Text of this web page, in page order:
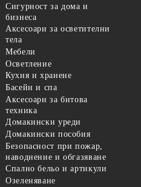
Сигурност за дома и
бизнеса
Аксесоари за осветителни
тела
Мебели
Осветление
Кухня и хранене
Басейн и спа
Аксесоари за битова
техника
Домакински уреди
Домакински пособия
Безопасност при пожар,
наводнение и обгазяване
Спално бельо и артикули
Озеленяване